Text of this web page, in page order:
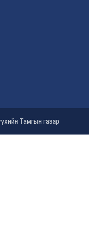
Тамгын газар